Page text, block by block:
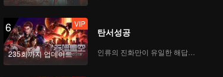
6
235회까지 업데이트
VIP
탄서성공
인류의 진화만이 유일한 해답이다